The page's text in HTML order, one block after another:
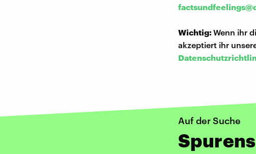
Wichtig:Wenn ihr
akzeptiert ihr
Auf der Suche